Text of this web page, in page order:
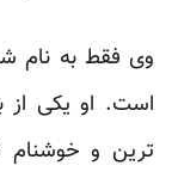
وی فقط به نام
است. او یکی از
ترین و